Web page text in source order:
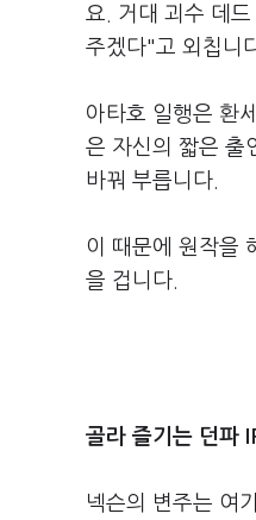
요. 거대 괴수 데
주겠다"고 외칩니
아타호 일행은 환
은 자신의 짧은 출
바꿔 부릅니다.
이 때문에 원작을
을 겁니다.
골라 즐기는 던파
넥슨의 변주는 여